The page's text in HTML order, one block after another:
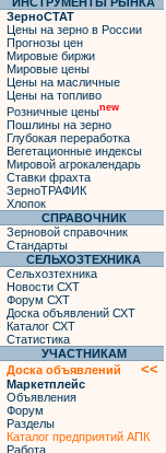
ЗерноСТАТ
Цены на зерно в России
Прогнозы цен
Мировые биржи
Мировые цены
Цены на масличные
Цены на топливо
Розничные ценыnew
Пошлины на зерно
Глубокая переработка
Вегетационные индексы
Мировой агрокалендарь
Ставки фрахта
ЗерноТРАФИК
Хлопок
СПРАВОЧНИК
Зерновой справочник
Стандарты
СЕЛЬХОЗТЕХНИКА
Сельхозтехника
Новости СХТ
Форум СХТ
Доска объявлений СХТ
Каталог СХТ
Статистика
УЧАСТНИКАМ
Доска объявлений
<<
Маркетплейс
Объявления
Форум
Разделы
Каталог предприятий АПК
Работа